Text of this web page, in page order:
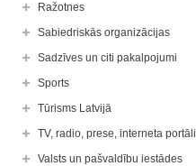
Ražotnes
Sabiedriskās organizācijas
Sadzīves un citi pakalpojumi
Sports
Tūrisms Latvijā
TV, radio, prese, interneta portāli
Valsts un pašvaldību iestādes